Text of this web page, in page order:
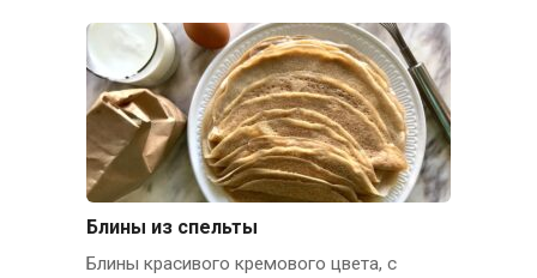
Блины из спельты
Блины красивого кремового цвета, с